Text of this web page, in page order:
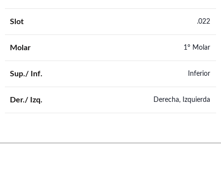
Slot .022
Molar 1° Molar
Sup./ Inf. Inferior
Der./ Izq. Derecha, Izquierda